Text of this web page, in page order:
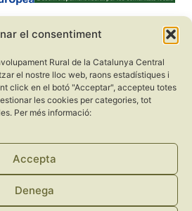
el consentiment
Rural de la Catalunya Central
el nostre lloc web, raons estadístiques i
click en el botó "Acceptar", accepteu totes
les cookies per categories, tot
Per més informació:
Accepta
Denega